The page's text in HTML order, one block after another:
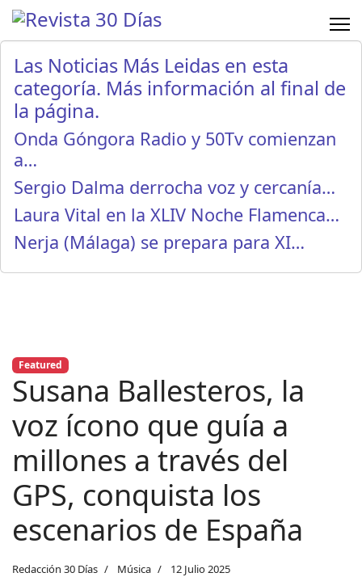
Las Noticias Más Leidas en esta
categoría. Más información al final de
la página.
Onda Góngora Radio y 50Tv comienzan
a…
Sergio Dalma derrocha voz y cercanía…
Laura Vital en la XLIV Noche Flamenca…
Nerja (Málaga) se prepara para XI…
Featured
Susana Ballesteros, la
voz ícono que guía a
millones a través del
GPS, conquista los
escenarios de España
Redacción 30 Días Música 12 Julio 2025